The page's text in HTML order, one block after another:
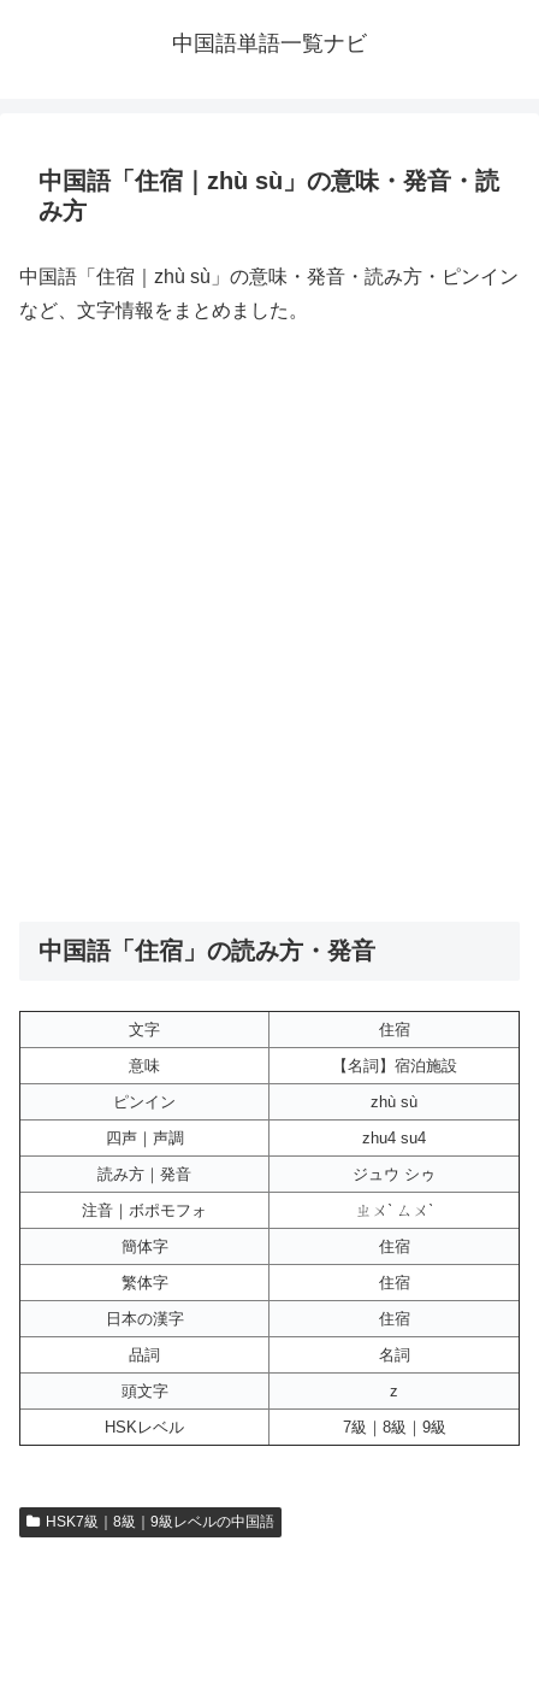
中国語単語一覧ナビ
中国語「住宿｜zhù sù」の意味・発音・読
み方
中国語「住宿｜zhù sù」の意味・発音・読み方・ピンイン
など、文字情報をまとめました。
中国語「住宿」の読み方・発音
文字
住宿
意味
【名詞】宿泊施設
ピンイン
zhù sù
四声｜声調
zhu4 su4
読み方｜発音
ジュウ シゥ
注音｜ボポモフォ
ㄓㄨˋ ㄙㄨˋ
簡体字
住宿
繁体字
住宿
日本の漢字
住宿
品詞
名詞
頭文字
z
HSKレベル
7級｜8級｜9級
HSK7級｜8級｜9級レベルの中国語